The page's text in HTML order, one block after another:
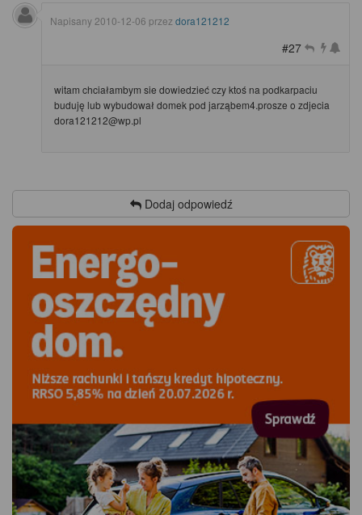
Napisany 2010-12-06 przez dora121212
#27
witam chciałambym sie dowiedzieć czy ktoś na podkarpaciu
buduję lub wybudował domek pod jarząbem4.prosze o zdjecia
dora121212@wp.pl
Dodaj odpowiedź